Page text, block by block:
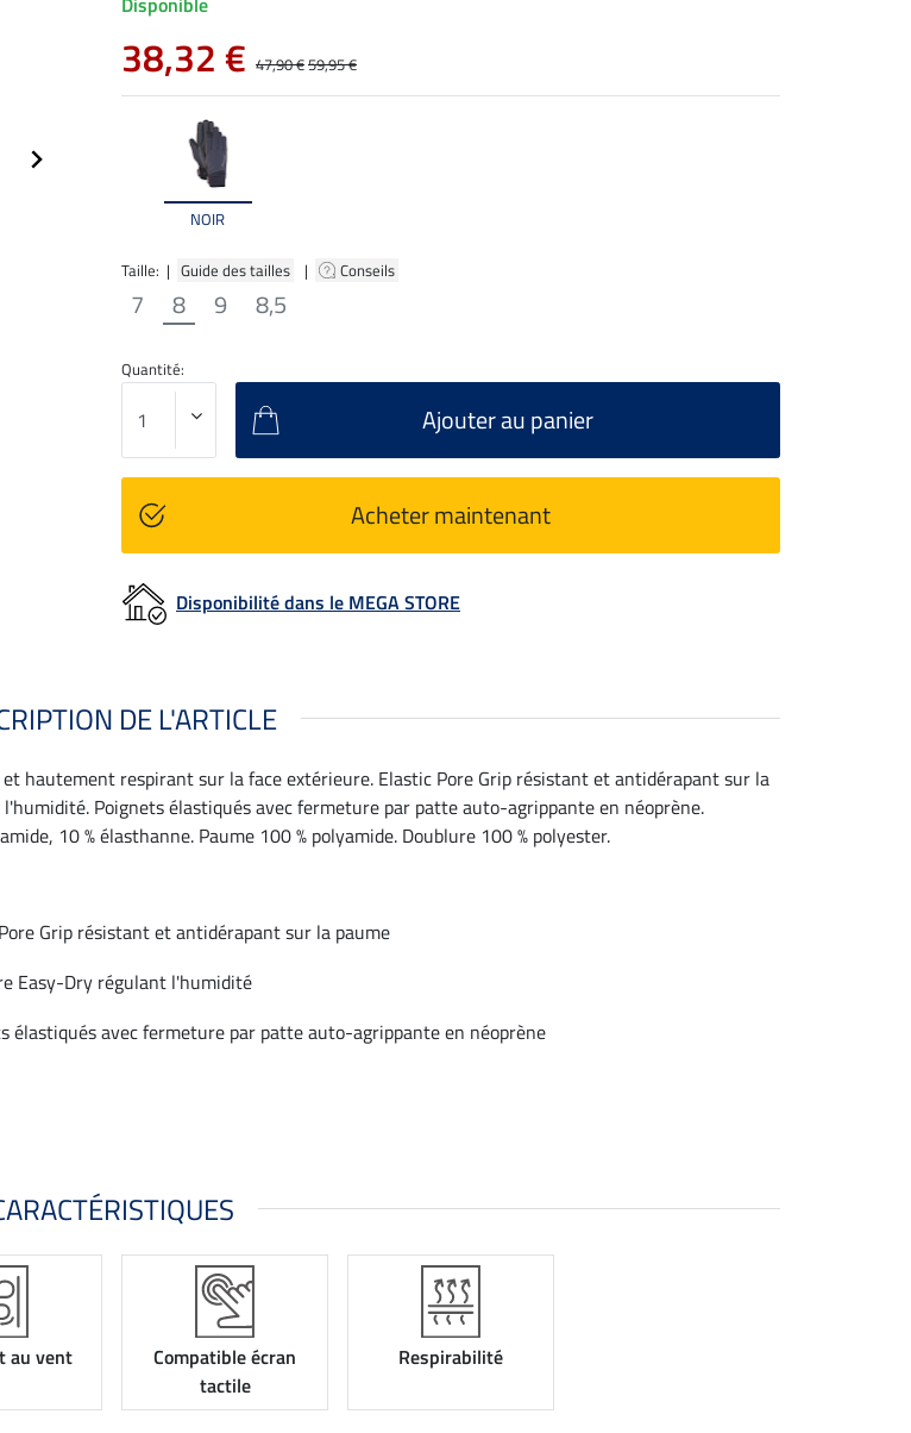
NOIR
Taille: | Guide des tailles | Conseils
7 8 9 8,5
38,32 € 47,90 €59,95 €
Quantité:
Ajouter au panier
Acheter maintenant
Disponibilité dans le MEGA STORE
DE L'ARTICLE
hautement respirant sur la face extérieure. Elastic Pore Grip résistant et antidérapant sur la
Poignets élastiqués avec fermeture par patte auto-agrippante en néoprène.
10 % élasthanne. Paume 100 % polyamide. Doublure 100 % polyester.
Grip résistant et antidérapant sur la paume
Easy-Dry régulant l'humidité
élastiqués avec fermeture par patte auto-agrippante en néoprène
au vent
Compatible écran
tactile
Respirabilité